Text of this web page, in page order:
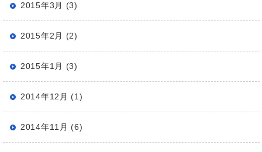
2015年3月 (3)
2015年2月 (2)
2015年1月 (3)
2014年12月 (1)
2014年11月 (6)